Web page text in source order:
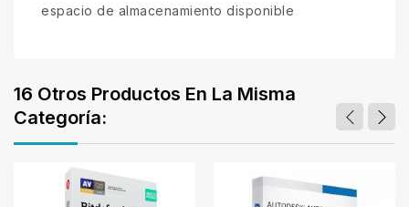
espacio de almacenamiento disponible
16 Otros Productos En La Misma
Categoría: